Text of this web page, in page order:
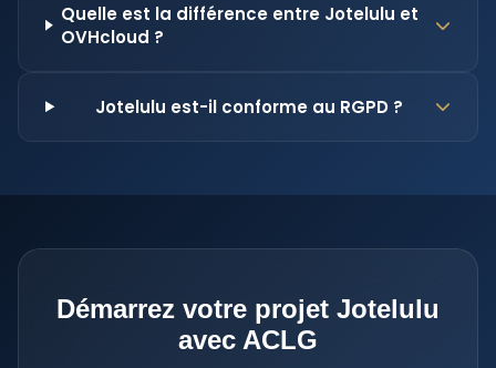
Quelle est la différence entre Jotelulu et
OVHcloud ?
Jotelulu est-il conforme au RGPD ?
Démarrez votre projet Jotelulu
avec ACLG